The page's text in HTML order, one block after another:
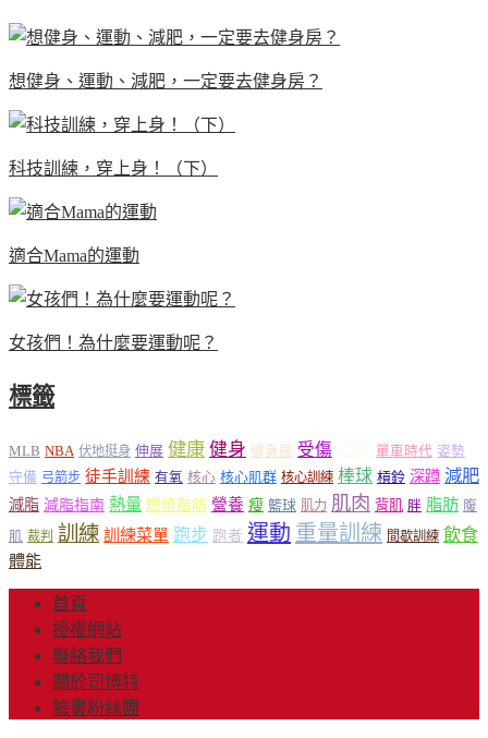
想健身、運動、減肥，一定要去健身房？
科技訓練，穿上身！（下）
適合Mama的運動
女孩們！為什麼要運動呢？
標籤
MLB NBA 伏地挺身 伸展 健康 健身 健身房 受傷 單車時代 姿勢
守備 弓箭步 徒手訓練 有氧 核心 核心肌群 核心訓練 棒球 槓鈴 深蹲 減肥
減脂 減脂指南 熱量 燃燒脂肪 營養 瘦 籃球 肌力 肌肉 背肌 胖 脂肪 腹
肌 裁判 訓練 訓練菜單 跑步 跑者 運動 重量訓練 間歇訓練 飲食
體能
首頁
授權網站
聯絡我們
關於司博特
臉書粉絲團